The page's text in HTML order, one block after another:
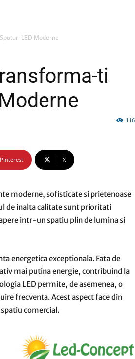
comunicate
de
LED Moderne
ti
116
Pinterest X
moderne, sofisticate si prietenoase
de inalta calitate sunt prioritati
intr-un spatiu plin de lumina si
energetica exceptionala. Fata de
mai putina energie, contribuind la
LED permite, de asemenea, o
frecventa. Acest aspect face din
comercial.